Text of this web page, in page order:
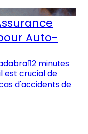
Auto-
2 minutes
est crucial de
d'accidents de